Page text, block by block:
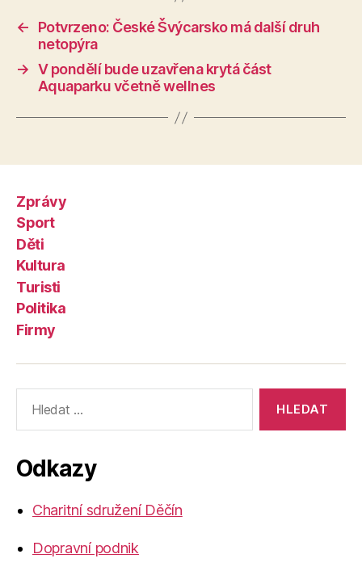
←
Potvrzeno: České Švýcarsko má další druh
netopýra
→ V pondělí bude uzavřena krytá část
Aquaparku včetně wellnes
Zprávy
Sport
Děti
Kultura
Turisti
Politika
Firmy
vyhledávání:
Odkazy
Charitní sdružení Děčín
Dopravní podnik